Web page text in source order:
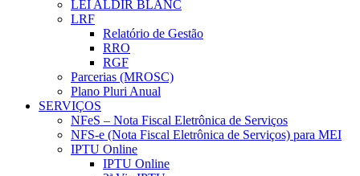
LEI ALDIR BLANC
LRF
Relatório de Gestão
RRO
RGF
Parcerias (MROSC)
Plano Pluri Anual
SERVIÇOS
NFeS – Nota Fiscal Eletrônica de Serviços
NFS-e (Nota Fiscal Eletrônica de Serviços) para MEI
IPTU Online
IPTU Online